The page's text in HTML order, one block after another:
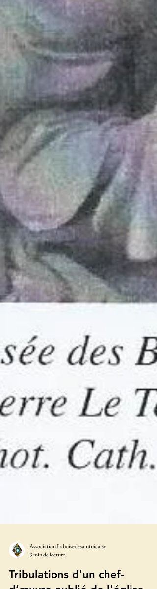
Association Laboisedesaintnicaise